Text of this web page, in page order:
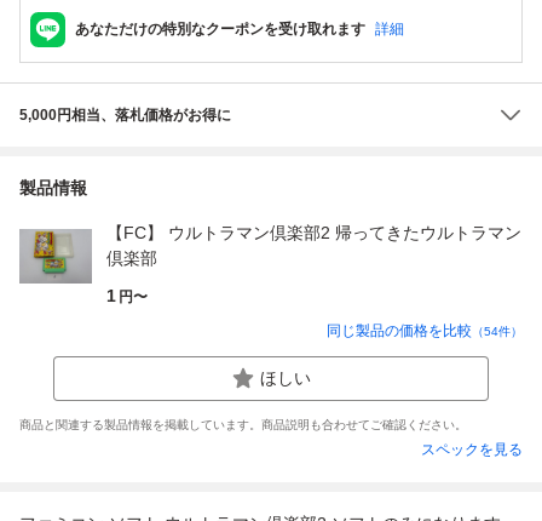
あなただけの特別なクーポンを受け取れます 詳細
5,000円相当、落札価格がお得に
製品情報
【FC】 ウルトラマン倶楽部2 帰ってきたウルトラマン
倶楽部
1 円〜
同じ製品の価格を比較 （54件）
ほしい
商品と関連する製品情報を掲載しています。商品説明も合わせてご確認ください。
スペックを見る